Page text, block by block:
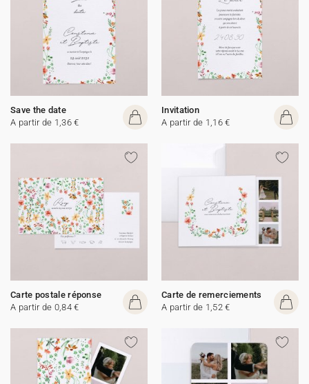
Save the date
A partir de 1,36 €
Invitation
A partir de 1,16 €
Carte postale réponse
A partir de 0,84 €
Carte de remerciements
A partir de 1,52 €